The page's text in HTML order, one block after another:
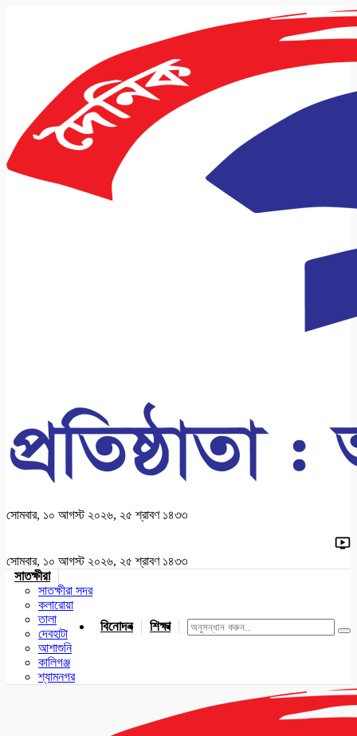
সোমবার, ১০ আগস্ট ২০২৬, ২৫ শ্রাবণ ১৪৩৩
সোমবার, ১০ আগস্ট ২০২৬, ২৫ শ্রাবণ ১৪৩৩
সাতক্ষীরা
সাতক্ষীরা সদর
কলারোয়া
তালা
দেবহাটা
আশাশুনি
কালিগঞ্জ
শ্যামনগর
বিনোদন শিক্ষা খেলাধুলা জাতীয় যশোর